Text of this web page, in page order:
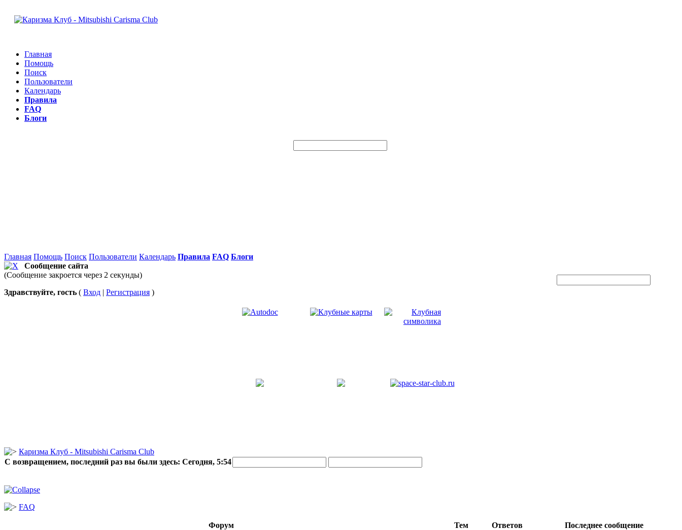
Главная
Помощь
Поиск
Пользователи
Календарь
Правила
FAQ
Блоги
Главная Помощь Поиск Пользователи Календарь Правила FAQ Блоги
Сообщение сайта
(Сообщение закроется через 2 секунды)
Здравствуйте, гость ( Вход | Регистрация )
Каризма Клуб - Mitsubishi Carisma Club
С возвращением, последний раз вы были здесь: Сегодня, 5:54
FAQ
Форум Тем Ответов
Последнее сообщение